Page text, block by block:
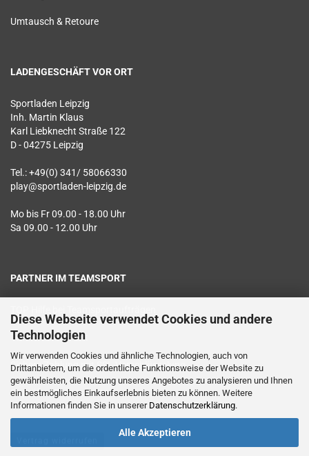
Diese Webseite verwendet Cookies und andere
Technologien
Wir verwenden Cookies und ähnliche Technologien, auch von
Drittanbietern, um die ordentliche Funktionsweise der Website zu
gewährleisten, die Nutzung unseres Angebotes zu analysieren und Ihnen
ein bestmögliches Einkaufserlebnis bieten zu können. Weitere
Informationen finden Sie in unserer Datenschutzerklärung.
Alle Akzeptieren
Umtausch & Retoure
LADENGESCHÄFT VOR ORT
Sportladen Leipzig
Inh. Martin Klaus
Karl Liebknecht Straße 122
D - 04275 Leipzig
Tel.: +49(0) 341/ 58066330
play@sportladen-leipzig.de
Mo bis Fr 09.00 - 18.00 Uhr
Sa 09.00 - 12.00 Uhr
PARTNER IM TEAMSPORT
Textildruck vor Ort
Sichere Zahlung mit SSL Verschlüsselung
Geprüfter Datenschutz